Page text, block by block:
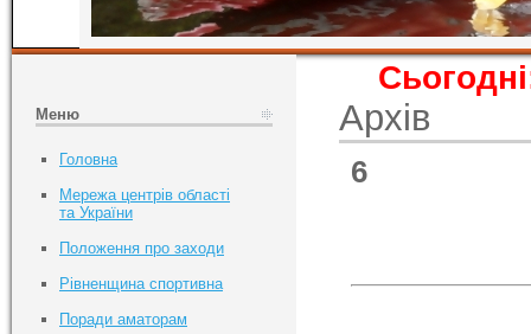
Архів
6
Меню
Головна
Мережа центрів області
та України
Положення про заходи
Рівненщина спортивна
Поради аматорам